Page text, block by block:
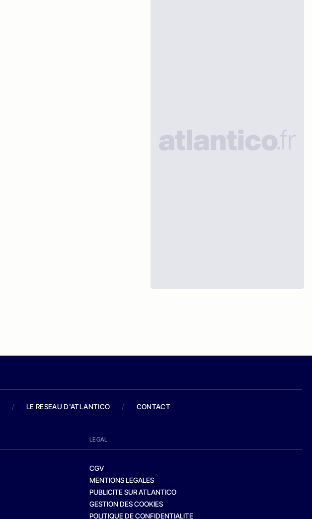
/ LE RESEAU D'ATLANTICO / CONTACT
LEGAL
CGV
MENTIONS LEGALES
PUBLICITE SUR ATLANTICO
GESTION DES COOKIES
POLITIQUE DE CONFIDENTIALITE